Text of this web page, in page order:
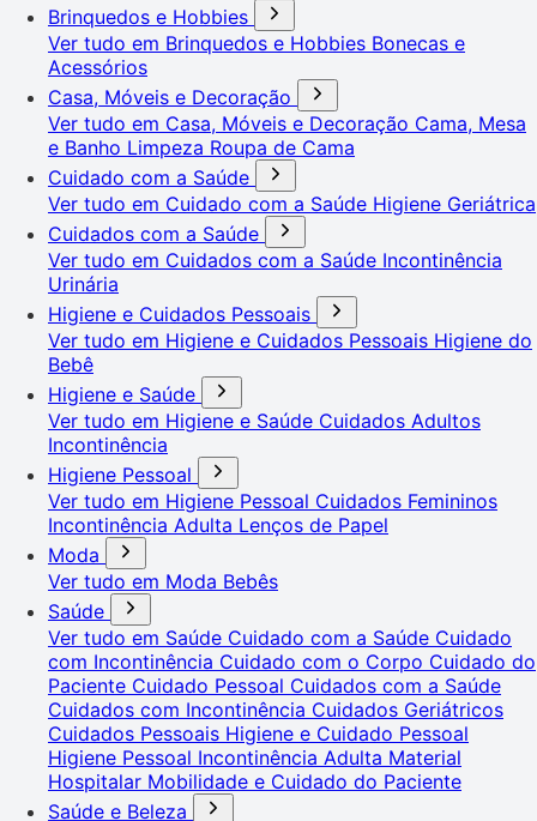
Brinquedos e Hobbies
Ver tudo em Brinquedos e Hobbies Bonecas e
Acessórios
Casa, Móveis e Decoração
Ver tudo em Casa, Móveis e Decoração Cama, Mesa
e Banho Limpeza Roupa de Cama
Cuidado com a Saúde
Ver tudo em Cuidado com a Saúde Higiene Geriátrica
Cuidados com a Saúde
Ver tudo em Cuidados com a Saúde Incontinência
Urinária
Higiene e Cuidados Pessoais
Ver tudo em Higiene e Cuidados Pessoais Higiene do
Bebê
Higiene e Saúde
Ver tudo em Higiene e Saúde Cuidados Adultos
Incontinência
Higiene Pessoal
Ver tudo em Higiene Pessoal Cuidados Femininos
Incontinência Adulta Lenços de Papel
Moda
Ver tudo em Moda Bebês
Saúde
Ver tudo em Saúde Cuidado com a Saúde Cuidado
com Incontinência Cuidado com o Corpo Cuidado do
Paciente Cuidado Pessoal Cuidados com a Saúde
Cuidados com Incontinência Cuidados Geriátricos
Cuidados Pessoais Higiene e Cuidado Pessoal
Higiene Pessoal Incontinência Adulta Material
Hospitalar Mobilidade e Cuidado do Paciente
Saúde e Beleza